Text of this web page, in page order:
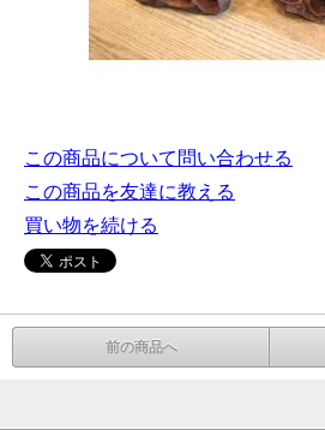
この商品について問い合わせる
この商品を友達に教える
買い物を続ける
前の商品へ